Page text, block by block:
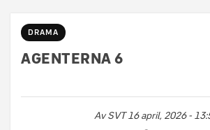
DRAMA
AGENTERNA 6
AvSVT 16 april, 2026 -